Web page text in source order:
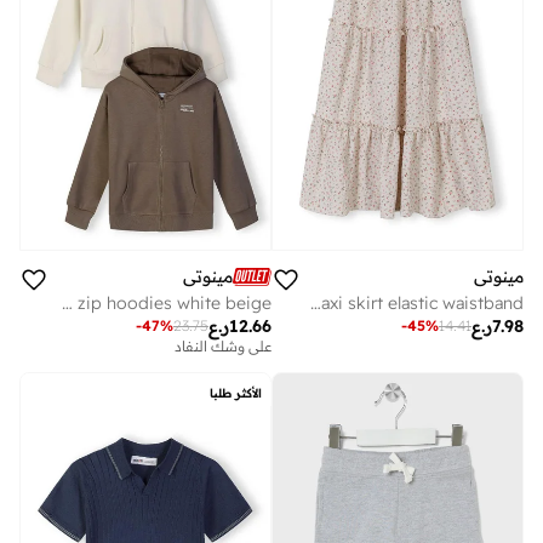
مينوتي
Girls floral cream maxi skirt elastic waistband
ر.ع7.98
14.41
-45%
مينوتي
unisex 2-pack zip hoodies white beige
ر.ع12.66
23.75
-47%
على وشك النفاد
الأكثر طلبا